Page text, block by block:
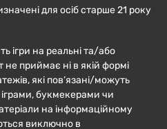
для осіб старше 21 року
ігри на реальні та/або
не приймає ні в якій формі
які пов’язані/можуть
букмекерами чи
на інформаційному
виключно в